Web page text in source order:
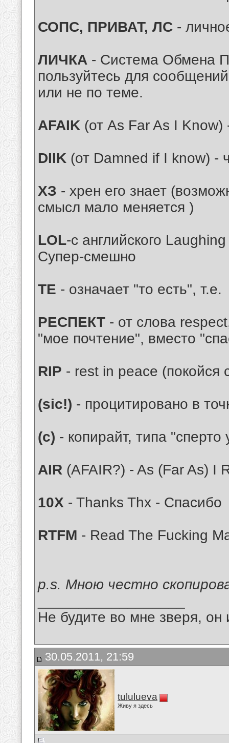
СОПС, ПРИВАТ, ЛС -
ЛИЧКА - Система Обмена
пользуйтесь для
или не по теме.
AFAIK (от As Far As I Know)
DIIK (от Damned if I know) -
ХЗ - хрен его знает
смысл мало меняется )
LOL-с английского
Супер-смешно
ТЕ - означает "то есть", т.е.
РЕСПЕКТ - от слова
"мое почтение", вместо
RIP - rest in peace (покойся
(sic!) - процитировано в
(с) - копирайт, типа "сперто
AIR (AFAIR?) - As (Far As) I
10X - Thanks Thx - Спасибо
RTFM - Read The Fucking
p.s. Мною честно
Не будите во мне зверя, он
30.05.2011, 21:59
tululueva
Живу я здесь